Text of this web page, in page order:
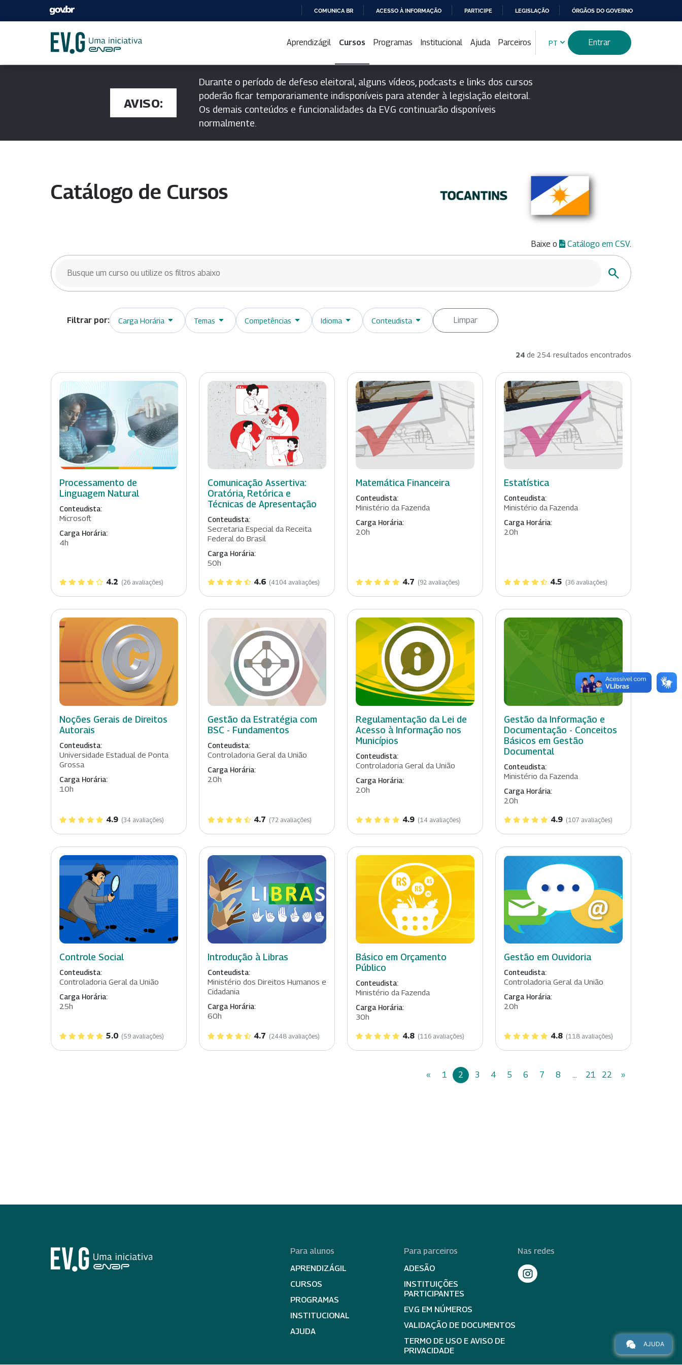
PARA
CONTEÚDO
COMUNICA BR ACESSO À INFORMAÇÃO PARTICIPE LEGISLAÇÃO ÓRGÃOS DO GOVERNO
Aprendizágil Cursos Programas Institucional Ajuda Parceiros PT Entrar
AVISO:
Durante o período de defeso eleitoral, alguns vídeos, podcasts e links dos cursos
poderão ficar temporariamente indisponíveis para atender à legislação eleitoral.
Os demais conteúdos e funcionalidades da EV.G continuarão disponíveis
normalmente.
Catálogo de Cursos
Baixe o Catálogo em CSV.
BUSCAR CURSOS
Buscar
Carga Horária Temas Competências Idioma Conteudista Limpar
24 de 254 resultados encontrados
Processamento de
Linguagem Natural
Conteudista:
Microsoft
Carga Horária:
4h
4.2 (26 avaliações)
Comunicação Assertiva:
Oratória, Retórica e
Técnicas de Apresentação
Conteudista:
Secretaria Especial da Receita
Federal do Brasil
Carga Horária:
50h
4.6 (4104 avaliações)
Matemática Financeira
Conteudista:
Ministério da Fazenda
Carga Horária:
20h
4.7 (92 avaliações)
Estatística
Conteudista:
Ministério da Fazenda
Carga Horária:
20h
4.5 (36 avaliações)
Noções Gerais de Direitos
Autorais
Conteudista:
Universidade Estadual de Ponta
Grossa
Carga Horária:
10h
4.9 (34 avaliações)
Gestão da Estratégia com
BSC - Fundamentos
Conteudista:
Controladoria Geral da União
Carga Horária:
20h
4.7 (72 avaliações)
Regulamentação da Lei de
Acesso à Informação nos
Municípios
Conteudista:
Controladoria Geral da União
Carga Horária:
20h
4.9 (14 avaliações)
Gestão da Informação e
Documentação - Conceitos
Básicos em Gestão
Documental
Conteudista:
Ministério da Fazenda
Carga Horária:
20h
4.9 (107 avaliações)
Controle Social
Conteudista:
Controladoria Geral da União
Carga Horária:
25h
5.0 (59 avaliações)
Introdução à Libras
Conteudista:
Ministério dos Direitos Humanos e
Cidadania
Carga Horária:
60h
4.7 (2448 avaliações)
Básico em Orçamento
Público
Conteudista:
Ministério da Fazenda
Carga Horária:
30h
4.8 (116 avaliações)
Gestão em Ouvidoria
Conteudista:
Controladoria Geral da União
Carga Horária:
20h
4.8 (118 avaliações)
« 1 2 3 4 5 6 7 8 ... 21 22 »
Para alunos
APRENDIZÁGIL
CURSOS
PROGRAMAS
INSTITUCIONAL
AJUDA
Para parceiros
ADESÃO
INSTITUIÇÕES
PARTICIPANTES
EV.G EM NÚMEROS
VALIDAÇÃO DE DOCUMENTOS
TERMO DE USO E AVISO DE
PRIVACIDADE
Nas redes
AJUDA